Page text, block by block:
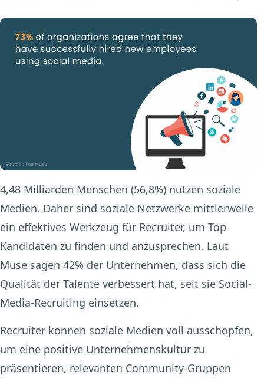
4,48 Milliarden Menschen (56,8%) nutzen soziale
Medien. Daher sind soziale Netzwerke mittlerweile
ein effektives Werkzeug für Recruiter, um Top-
Kandidaten zu finden und anzusprechen. Laut
Muse sagen 42% der Unternehmen, dass sich die
Qualität der Talente verbessert hat, seit sie Social-
Media-Recruiting einsetzen.
Recruiter können soziale Medien voll ausschöpfen,
um eine positive Unternehmenskultur zu
präsentieren, relevanten Community-Gruppen